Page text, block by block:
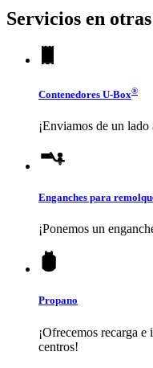
Servicios en
Contenedores U-Box®
¡Enviamos de un
Enganches para
¡Ponemos un
Propano
¡Ofrecemos recarga
centros!